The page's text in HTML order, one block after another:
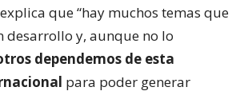
que “hay muchos temas que
desarrollo y, aunque no lo
dependemos de esta
para poder generar